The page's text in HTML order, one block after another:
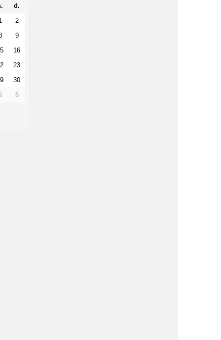
d.
2
9
16
23
30
6